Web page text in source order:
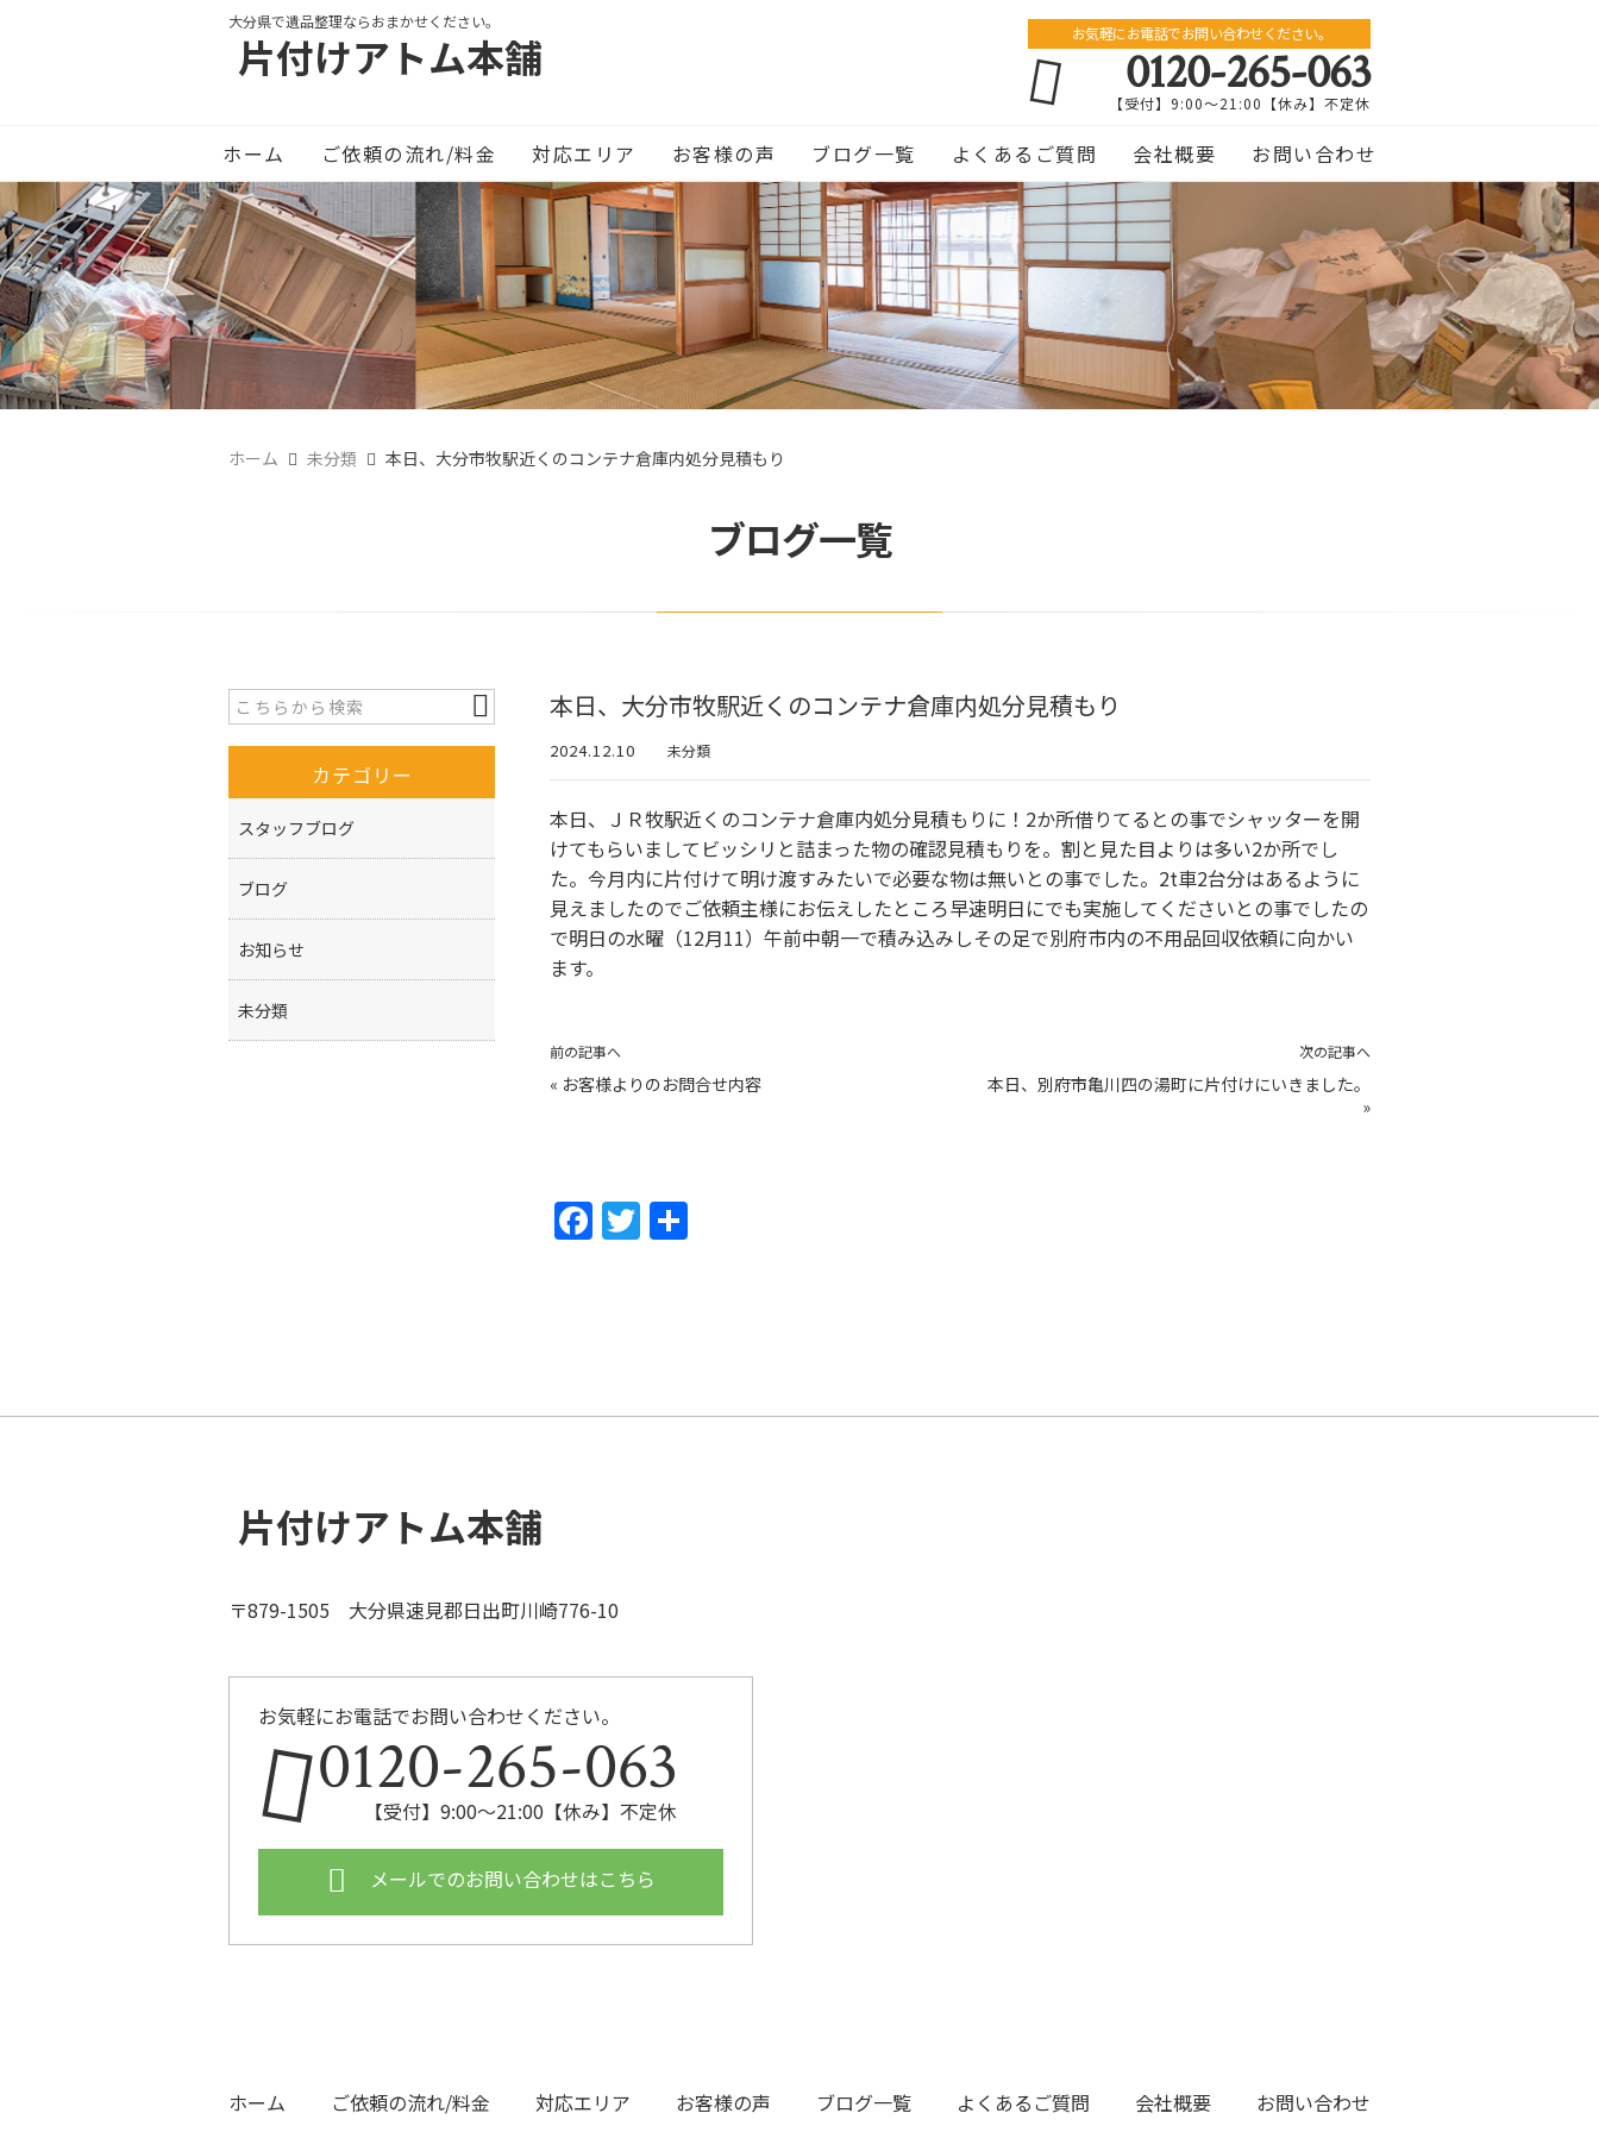
大分県で遺品整理ならおまかせください。
片付けアトム本舗 お気軽にお電話でお問い合わせください。
0120-265-063
【受付】9:00〜21:00【休み】不定休
ホーム ご依頼の流れ/料金 対応エリア お客様の声 ブログ一覧 よくあるご質問 会社概要 お問い合わせ
ホーム 未分類 本日、大分市牧駅近くのコンテナ倉庫内処分見積もり
ブログ一覧
本日、大分市牧駅近くのコンテナ倉庫内処分見積もり
2024.12.10 未分類
本日、ＪＲ牧駅近くのコンテナ倉庫内処分見積もりに！2か所借りてるとの事でシャッターを開
けてもらいましてビッシリと詰まった物の確認見積もりを。割と見た目よりは多い2か所でし
た。今月内に片付けて明け渡すみたいで必要な物は無いとの事でした。2t車2台分はあるように
見えましたのでご依頼主様にお伝えしたところ早速明日にでも実施してくださいとの事でしたの
で明日の水曜（12月11）午前中朝一で積み込みしその足で別府市内の不用品回収依頼に向かい
ます。
前の記事へ
« お客様よりのお問合せ内容
次の記事へ
本日、別府市亀川四の湯町に片付けにいきました。
»
F
o
T
カテゴリー
スタッフブログ
ブログ
お知らせ
未分類
片付けアトム本舗
〒879-1505 大分県速見郡日出町川崎776-10
お気軽にお電話でお問い合わせください。
0120-265-063
【受付】9:00〜21:00【休み】不定休
メールでのお問い合わせはこちら
ホーム ご依頼の流れ/料金 対応エリア お客様の声 ブログ一覧 よくあるご質問 会社概要 お問い合わせ